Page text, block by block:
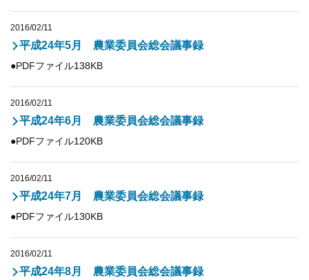
平成24年5月 農業委員会総会議事録
●PDFファイル138KB
2016/02/11
平成24年6月 農業委員会総会議事録
●PDFファイル120KB
2016/02/11
平成24年7月 農業委員会総会議事録
●PDFファイル130KB
2016/02/11
平成24年8月 農業委員会総会議事録
2016/02/11